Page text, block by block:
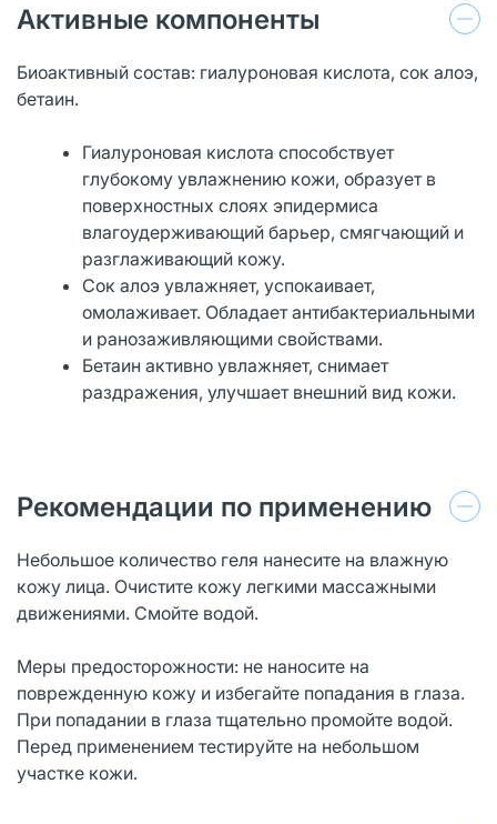
Активные компоненты
Биоактивный состав: гиалуроновая кислота, сок алоэ,
бетаин.
Гиалуроновая кислота способствует
глубокому увлажнению кожи, образует в
поверхностных слоях эпидермиса
влагоудерживающий барьер, смягчающий и
разглаживающий кожу.
Сок алоэ увлажняет, успокаивает,
омолаживает. Обладает антибактериальными
и ранозаживляющими свойствами.
Бетаин активно увлажняет, снимает
раздражения, улучшает внешний вид кожи.
Рекомендации по применению
Небольшое количество геля нанесите на влажную
кожу лица. Очистите кожу легкими массажными
движениями. Смойте водой.
Меры предосторожности: не наносите на
поврежденную кожу и избегайте попадания в глаза.
При попадании в глаза тщательно промойте водой.
Перед применением тестируйте на небольшом
участке кожи.